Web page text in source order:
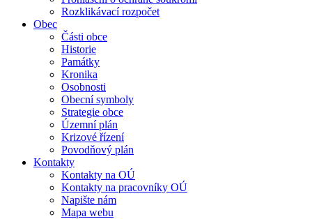
Rozklikávací rozpočet
Obec
Části obce
Historie
Památky
Kronika
Osobnosti
Obecní symboly
Strategie obce
Územní plán
Krizové řízení
Povodňový plán
Kontakty
Kontakty na OÚ
Kontakty na pracovníky OÚ
Napište nám
Mapa webu